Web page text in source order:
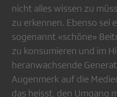
nicht alles wissen zu
zu erkennen. Ebenso sei
sogenannt «schöne»
zu konsumieren und im
heranwachsende
Augenmerk auf die
das heisst, den Umgang